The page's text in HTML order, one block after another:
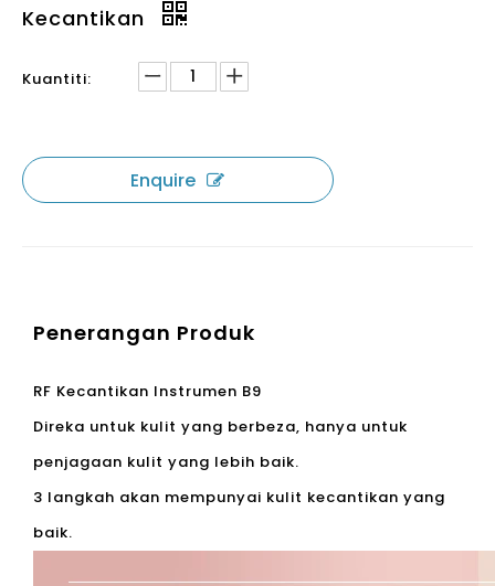
Kecantikan
Kuantiti:
Enquire
Penerangan Produk
RF Kecantikan Instrumen B9
Direka untuk kulit yang berbeza, hanya untuk
penjagaan kulit yang lebih baik.
3 langkah akan mempunyai kulit kecantikan yang
baik.